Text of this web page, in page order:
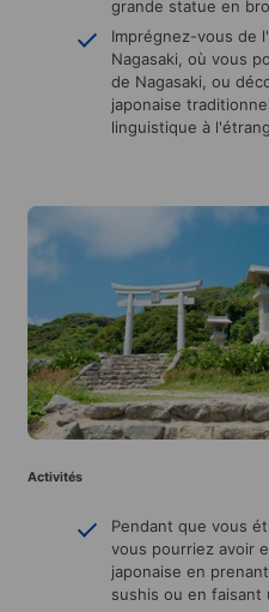
grande statue en
Imprégnez-vous de
Nagasaki, où vous
de Nagasaki, ou
japonaise
linguistique à
Activités
Pendant que vous
vous pourriez avoir
japonaise en
sushis ou en faisant